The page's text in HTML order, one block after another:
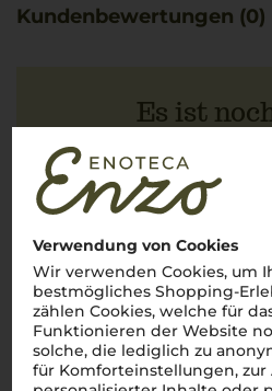
Verwendung von Cookies
Wir verwenden Cookies, um
bestmögliches Shopping-
zählen Cookies, welche für
Funktionieren der Website
solche, die lediglich zu
für Komforteinstellungen, zur
Kundenbewertungen (0)
Es ist
Schreiben Sie jetzt die
JETZT